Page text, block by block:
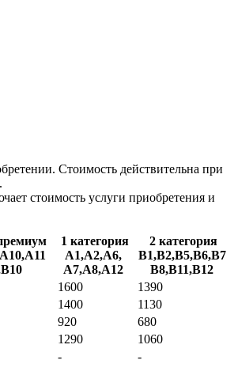
Стоимость действительна при
стоимость услуги приобретения и
1 категория
А1,А2,А6,
А7,А8,А12
2 категория
В1,В2,В5,В6,В7
В8,В11,В12
1600
1390
1400
1130
920
680
1290
1060
- -